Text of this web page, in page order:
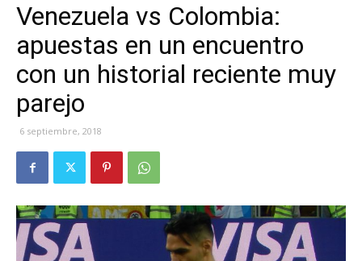
Venezuela vs Colombia:
apuestas en un encuentro
con un historial reciente muy
parejo
6 septiembre, 2018